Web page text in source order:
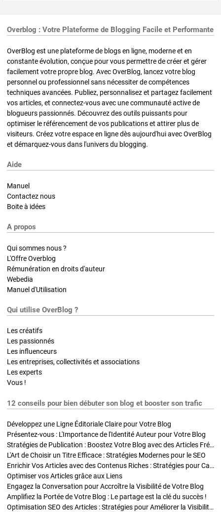
Overblog : Votre Plateforme de Blogging Facile et Performante
OverBlog est une plateforme de blogs en ligne, moderne et en
constante évolution, conçue pour vous permettre de créer et gérer
facilement votre propre blog. Avec OverBlog, lancez votre blog
personnel ou professionnel sans nécessiter de compétences
techniques avancées. Publiez, personnalisez et partagez facilement
vos articles, et connectez-vous avec une communauté active de
blogueurs passionnés. Découvrez des outils puissants pour
optimiser le référencement de vos publications et attirer plus de
visiteurs. Créez votre espace en ligne dès aujourd'hui avec OverBlog
et démarquez-vous dans l'univers du blogging.
Aide
Manuel
Contactez nous
Boite à idées
A propos
Qui sommes nous ?
L'Offre Overblog
Rémunération en droits d'auteur
Webedia
Manuel d'Utilisation
Qui utilise OverBlog ?
Les créatifs
Les passionnés
Les influenceurs
Les entreprises, collectivités et associations
Les experts
Vous !
12 conseils pour bien débuter son blog et booster son trafic
Développez une Ligne Éditoriale Claire pour Votre Blog
Présentez-vous : L'Importance de l'Identité Auteur pour Votre Blog
Stratégies de Publication : Boostez Votre Blog avec des Articles Fréquents et Exclusifs
L'Art de Choisir un Titre Efficace : Stratégies Modernes pour le SEO
Enrichir Vos Articles avec des Contenus Riches : Stratégies pour Captiver et Optimiser
Optimiser vos Articles grâce aux Liens
Engagez la Conversation pour Accroître la Visibilité de Votre Blog
Amplifiez la Portée de Votre Blog : Le partage est la clé du succès !
Optimisation SEO des Articles : Stratégies pour Améliorer la Visibilité de Votre Blog